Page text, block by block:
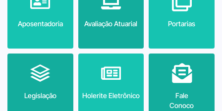
Aposentadoria Avaliação Atuarial Portarias
Legislação Holerite Eletrônico
Fale
Conoco